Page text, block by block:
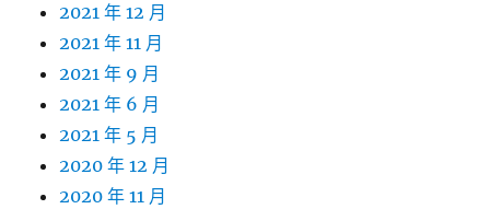
2021 年 12 月
2021 年 11 月
2021 年 9 月
2021 年 6 月
2021 年 5 月
2020 年 12 月
2020 年 11 月